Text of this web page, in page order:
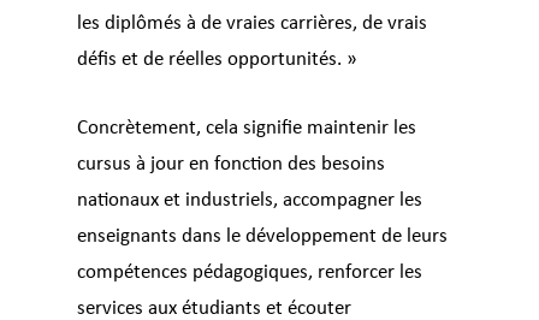
les diplômés à de vraies carrières, de vrais
défis et de réelles opportunités. »
Concrètement, cela signifie maintenir les
cursus à jour en fonction des besoins
nationaux et industriels, accompagner les
enseignants dans le développement de leurs
compétences pédagogiques, renforcer les
services aux étudiants et écouter